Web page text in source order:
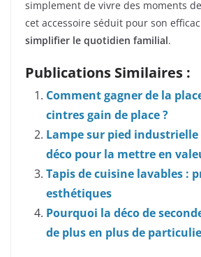
simplement de vivre des moments
cet accessoire séduit pour son
simplifier le quotidien familial.
Publications Similaires :
Comment gagner de la
cintres gain de place ?
Lampe sur pied industrielle
déco pour la mettre en
Tapis de cuisine lavables :
esthétiques
Pourquoi la déco de
de plus en plus de